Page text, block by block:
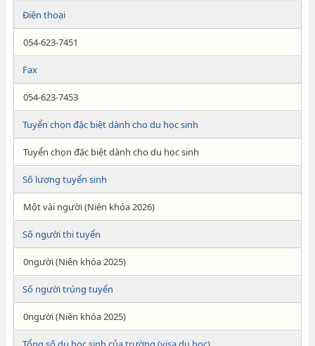
Điện thoại
054-623-7451
Fax
054-623-7453
Tuyển chọn đặc biệt dành cho du học sinh
Tuyển chọn đặc biệt dành cho du học sinh
Số lượng tuyển sinh
Một vài người (Niên khóa 2026)
Số người thi tuyển
0người (Niên khóa 2025)
Số người trúng tuyển
0người (Niên khóa 2025)